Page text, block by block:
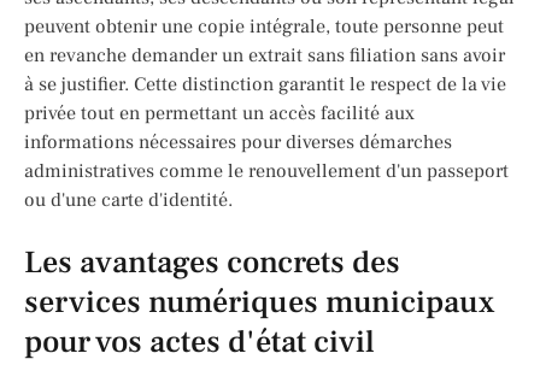
peuvent obtenir une copie intégrale, toute personne peut
en revanche demander un extrait sans filiation sans avoir
à se justifier. Cette distinction garantit le respect de la vie
privée tout en permettant un accès facilité aux
informations nécessaires pour diverses démarches
administratives comme le renouvellement d'un passeport
ou d'une carte d'identité.
Les avantages concrets des
services numériques municipaux
pour vos actes d'état civil